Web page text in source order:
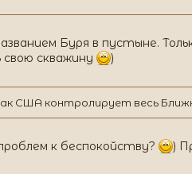
Буря в пустыне.
скважину
)
США контролирует весь
к беспокойству?
)